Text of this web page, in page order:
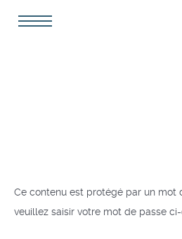
Ce contenu est protégé par un mot
veuillez saisir votre mot de passe